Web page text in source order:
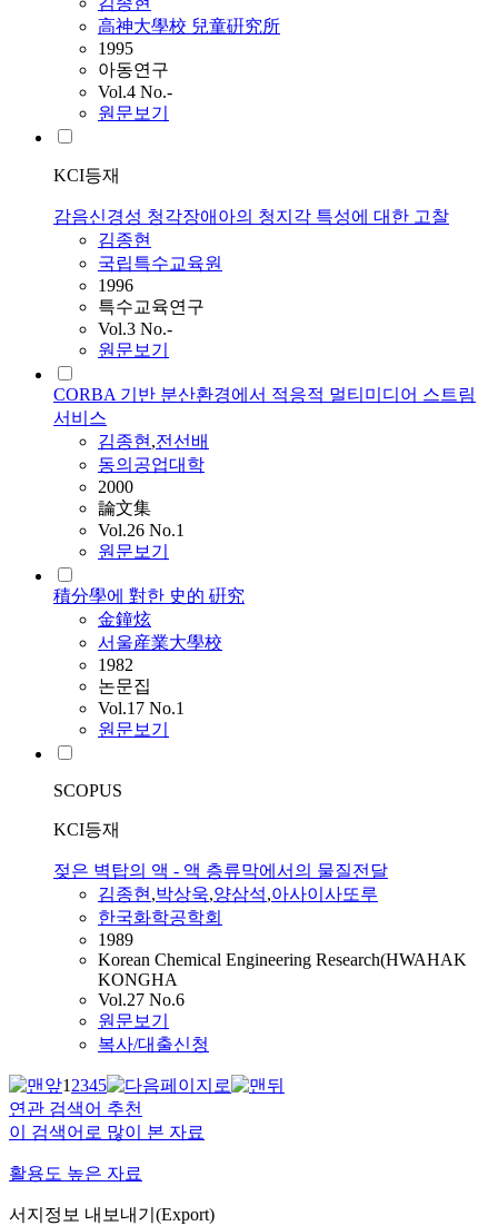
高神大學校 兒童硏究所
1995
아동연구
Vol.4 No.-
원문보기
KCI등재
감음신경성 청각장애아의 청지각 특성에 대한 고찰
김종현
국립특수교육원
1996
특수교육연구
Vol.3 No.-
원문보기
CORBA 기반 분산환경에서 적응적 멀티미디어 스트림
서비스
김종현,전선배
동의공업대학
2000
論文集
Vol.26 No.1
원문보기
積分學에 對한 史的 硏究
金鐘炫
서울産業大學校
1982
논문집
Vol.17 No.1
원문보기
SCOPUS
KCI등재
젖은 벽탑의 액 - 액 층류막에서의 물질전달
김종현,박상욱,양삼석,아사이사또루
한국화학공학회
1989
Korean Chemical Engineering Research(HWAHAK
KONGHA
Vol.27 No.6
원문보기
복사/대출신청
12345
연관 검색어 추천
이 검색어로 많이 본 자료
활용도 높은 자료
서지정보 내보내기(Export)